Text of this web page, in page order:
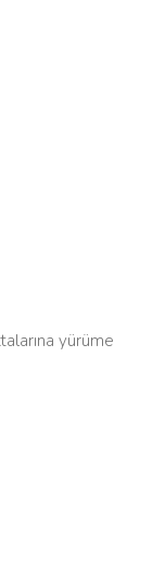
yürüme